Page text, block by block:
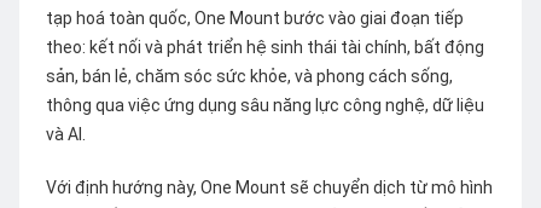
tạp hoá toàn quốc, One Mount bước vào giai đoạn tiếp
theo: kết nối và phát triển hệ sinh thái tài chính, bất động
sản, bán lẻ, chăm sóc sức khỏe, và phong cách sống,
thông qua việc ứng dụng sâu năng lực công nghệ, dữ liệu
và AI.
Với định hướng này, One Mount sẽ chuyển dịch từ mô hình